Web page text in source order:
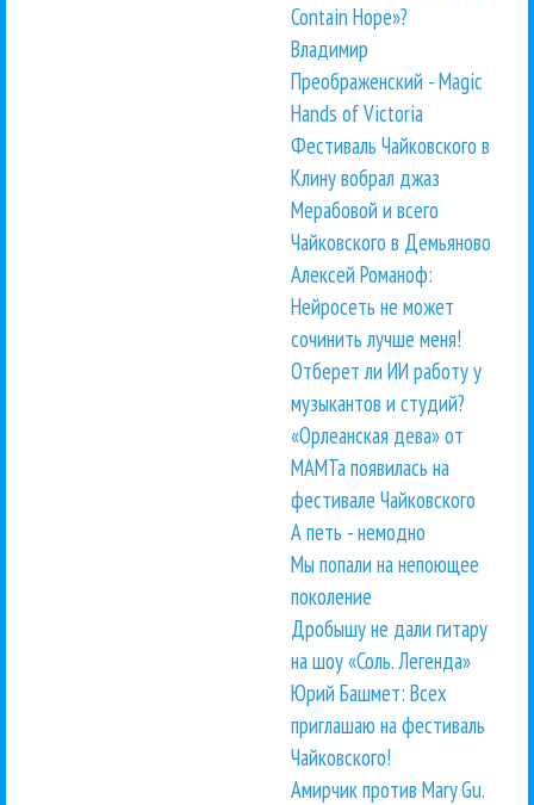
Contain Hope»?
Владимир
Преображенский - Magic
Hands of Victoria
Фестиваль Чайковского в
Клину вобрал джаз
Мерабовой и всего
Чайковского в Демьяново
Алексей Романоф:
Нейросеть не может
сочинить лучше меня!
Отберет ли ИИ работу у
музыкантов и студий?
«Орлеанская дева» от
МАМТа появилась на
фестивале Чайковского
А петь - немодно
Мы попали на непоющее
поколение
Дробышу не дали гитару
на шоу «Соль. Легенда»
Юрий Башмет: Всех
приглашаю на фестиваль
Чайковского!
Амирчик против Mary Gu.